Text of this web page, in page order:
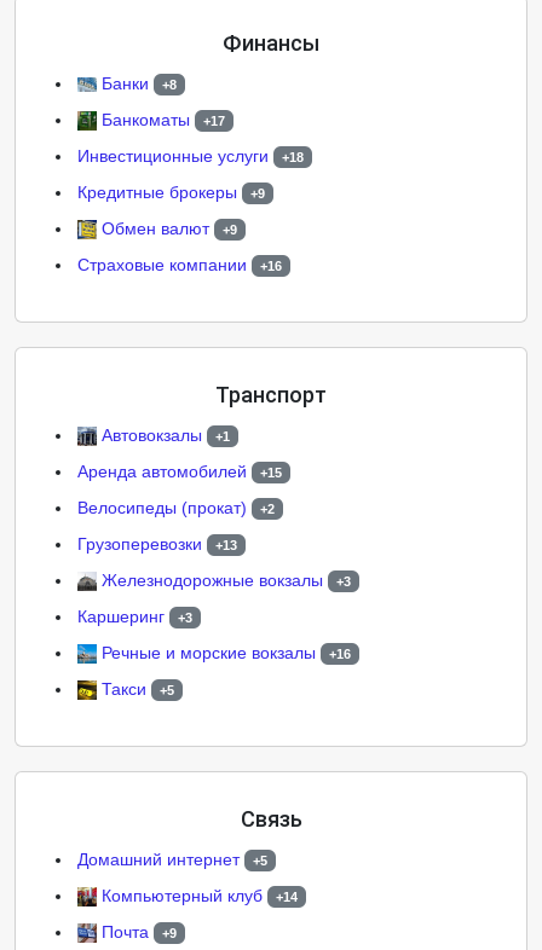
Финансы
Банки +8
Банкоматы +17
Инвестиционные услуги +18
Кредитные брокеры +9
Обмен валют +9
Страховые компании +16
Транспорт
Автовокзалы +1
Аренда автомобилей +15
Велосипеды (прокат) +2
Грузоперевозки +13
Железнодорожные вокзалы +3
Каршеринг +3
Речные и морские вокзалы +16
Такси +5
Связь
Домашний интернет +5
Компьютерный клуб +14
Почта +9